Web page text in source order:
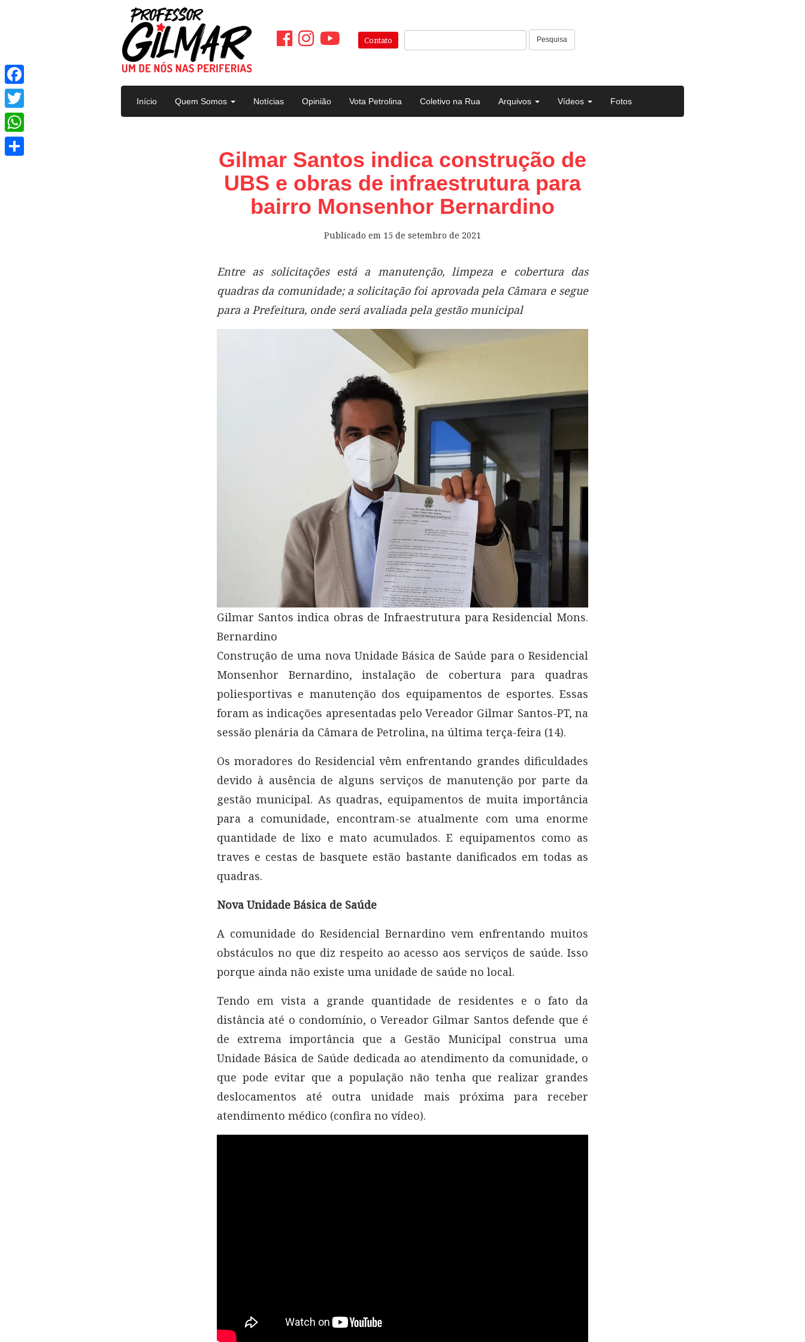
Pular para o conteúdo
Pesquisa
Contato
Início Quem Somos Notícias Opinião Vota Petrolina Coletivo na Rua Arquivos Vídeos Fotos
Gilmar Santos indica construção de
UBS e obras de infraestrutura para
bairro Monsenhor Bernardino
Publicado em 15 de setembro de 2021
Entre as solicitações está a manutenção, limpeza e cobertura das
quadras da comunidade; a solicitação foi aprovada pela Câmara e segue
para a Prefeitura, onde será avaliada pela gestão municipal
Gilmar Santos indica obras de Infraestrutura para Residencial Mons.
Bernardino
Construção de uma nova Unidade Básica de Saúde para o Residencial
Monsenhor Bernardino, instalação de cobertura para quadras
poliesportivas e manutenção dos equipamentos de esportes. Essas
foram as indicações apresentadas pelo Vereador Gilmar Santos-PT, na
sessão plenária da Câmara de Petrolina, na última terça-feira (14).
Os moradores do Residencial vêm enfrentando grandes dificuldades
devido à ausência de alguns serviços de manutenção por parte da
gestão municipal. As quadras, equipamentos de muita importância
para a comunidade, encontram-se atualmente com uma enorme
quantidade de lixo e mato acumulados. E equipamentos como as
traves e cestas de basquete estão bastante danificados em todas as
quadras.
Nova Unidade Básica de Saúde
A comunidade do Residencial Bernardino vem enfrentando muitos
obstáculos no que diz respeito ao acesso aos serviços de saúde. Isso
porque ainda não existe uma unidade de saúde no local.
Tendo em vista a grande quantidade de residentes e o fato da
distância até o condomínio, o Vereador Gilmar Santos defende que é
de extrema importância que a Gestão Municipal construa uma
Unidade Básica de Saúde dedicada ao atendimento da comunidade, o
que pode evitar que a população não tenha que realizar grandes
deslocamentos até outra unidade mais próxima para receber
atendimento médico (confira no vídeo).
Facebook
Twitter
WhatsApp